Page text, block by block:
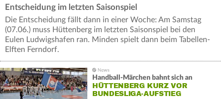
Entscheidung im letzten Saisonspiel
Die Entscheidung fällt dann in einer Woche: Am Samstag
(07.06.) muss Hüttenberg im letzten Saisonspiel bei den
Eulen Ludwigshafen ran. Minden spielt dann beim Tabellen-
Elften Ferndorf.
Handball-Märchen bahnt sich an
HÜTTENBERG KURZ VOR
BUNDESLIGA-AUFSTIEG